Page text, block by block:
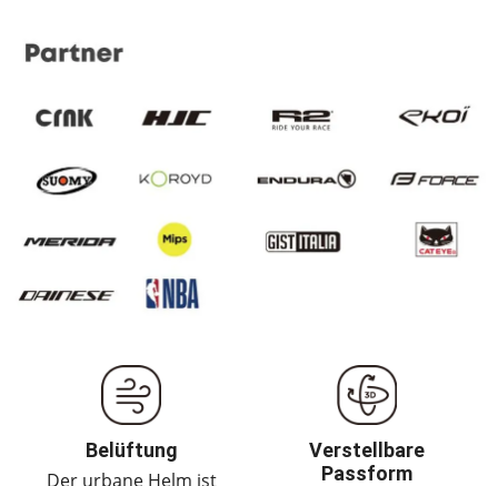
Belüftung
Der urbane Helm ist
Verstellbare
Passform